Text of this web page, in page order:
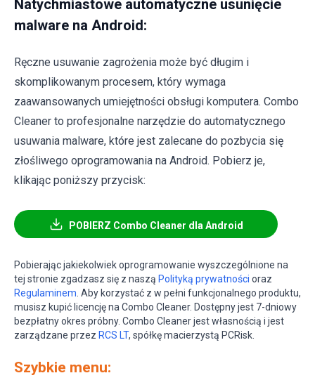
Natychmiastowe automatyczne usunięcie
malware na Android:
Ręczne usuwanie zagrożenia może być długim i
skomplikowanym procesem, który wymaga
zaawansowanych umiejętności obsługi komputera. Combo
Cleaner to profesjonalne narzędzie do automatycznego
usuwania malware, które jest zalecane do pozbycia się
złośliwego oprogramowania na Android. Pobierz je,
klikając poniższy przycisk:
POBIERZ Combo Cleaner dla Android
Pobierając jakiekolwiek oprogramowanie wyszczególnione na
tej stronie zgadzasz się z naszą Polityką prywatności oraz
Regulaminem. Aby korzystać z w pełni funkcjonalnego produktu,
musisz kupić licencję na Combo Cleaner. Dostępny jest 7-dniowy
bezpłatny okres próbny. Combo Cleaner jest własnością i jest
zarządzane przez RCS LT, spółkę macierzystą PCRisk.
Szybkie menu: